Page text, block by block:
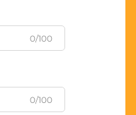
0/100
0/100